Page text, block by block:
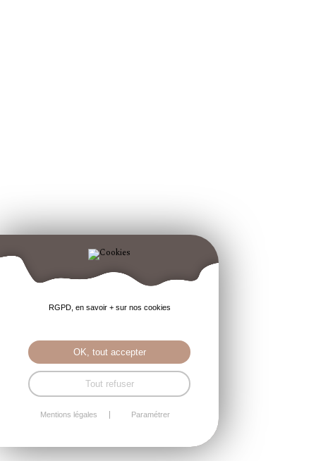
RGPD, en savoir + sur nos cookies
OK, tout accepter
Tout refuser
Mentions légales Paramétrer